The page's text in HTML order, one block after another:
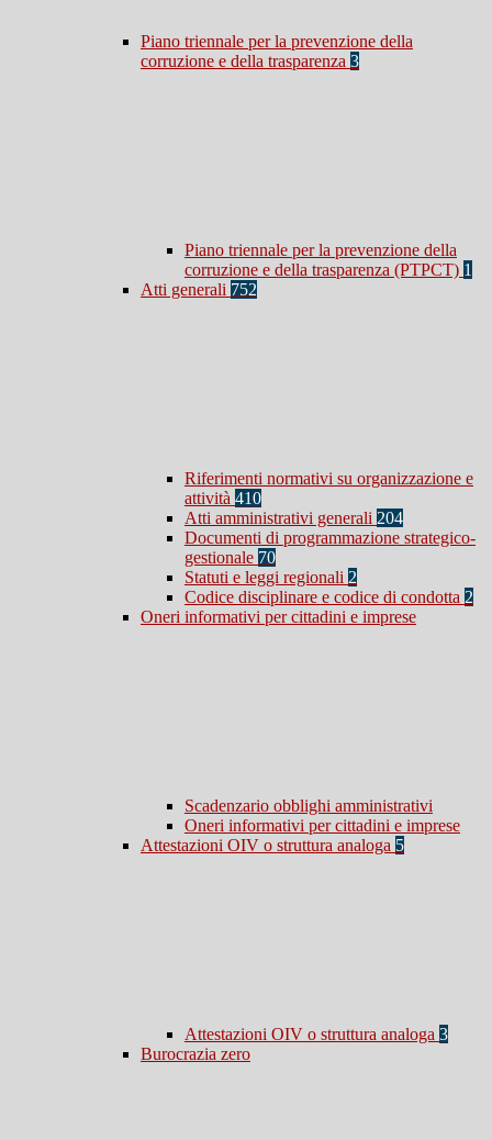
Piano triennale per la prevenzione della
corruzione e della trasparenza 3
Piano triennale per la prevenzione della
corruzione e della trasparenza (PTPCT) 1
Atti generali 752
Riferimenti normativi su organizzazione e
attività 410
Atti amministrativi generali 204
Documenti di programmazione strategico-
gestionale 70
Statuti e leggi regionali 2
Codice disciplinare e codice di condotta 2
Oneri informativi per cittadini e imprese
Scadenzario obblighi amministrativi
Oneri informativi per cittadini e imprese
Attestazioni OIV o struttura analoga 5
Attestazioni OIV o struttura analoga 3
Burocrazia zero